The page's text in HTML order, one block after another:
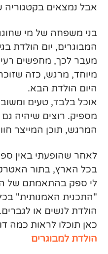
אבל נמצאים בקטגוריה
בני משפחה של מי
מעבר לכך, מחפשים
מיוחד, מרגש, כזה
היום הולדת הבא.
אוכל בלבד, טעים
מספיק. רוצים שיהיה גם
המרגש, תוכן המייצר
לאחר שהופעתי באין
בכל הארץ, בתור
לי ספק בהתאמתם של
"התכנית האמנותית"
הולדת לנשים או לגברים.
כאן תוכלו לראות כמה
הולדת למבוגרים